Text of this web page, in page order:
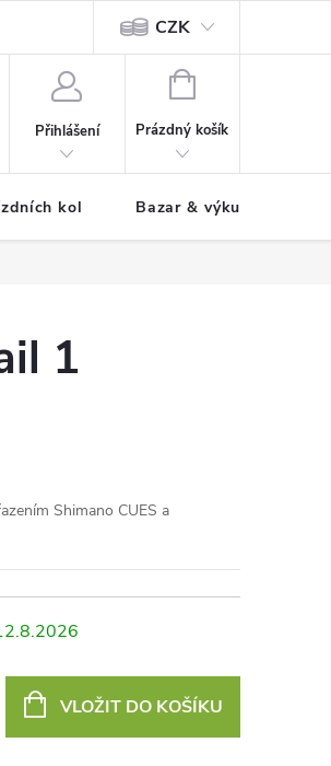
CZK
Přihlášení
NÁKUPNÍ
Prázdný košík
kol Bazar & výkup jízdních
1
Shimano CUES a
VLOŽIT DO KOŠÍKU